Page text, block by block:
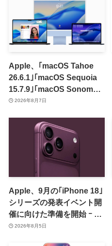
Apple、｢macOS Tahoe
26.6.1｣｢macOS Sequoia
15.7.9｣｢macOS Sonoma
14.8.9｣をリリース ｰ 画面共
2026年8月7日
Apple、9月の｢iPhone 18｣
シリーズの発表イベント開
催に向けた準備を開始 ｰ 9
月8日か9月9日に開催見込
2026年8月5日